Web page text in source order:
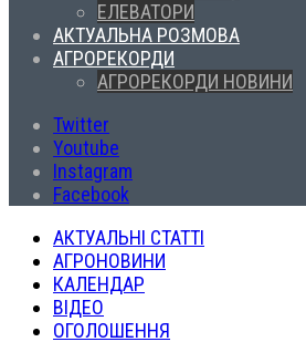
ЕЛЕВАТОРИ
АКТУАЛЬНА РОЗМОВА
АГРОРЕКОРДИ
АГРОРЕКОРДИ НОВИНИ
Twitter
Youtube
Instagram
Facebook
АКТУАЛЬНІ СТАТТІ
АГРОНОВИНИ
КАЛЕНДАР
ВІДЕО
ОГОЛОШЕННЯ